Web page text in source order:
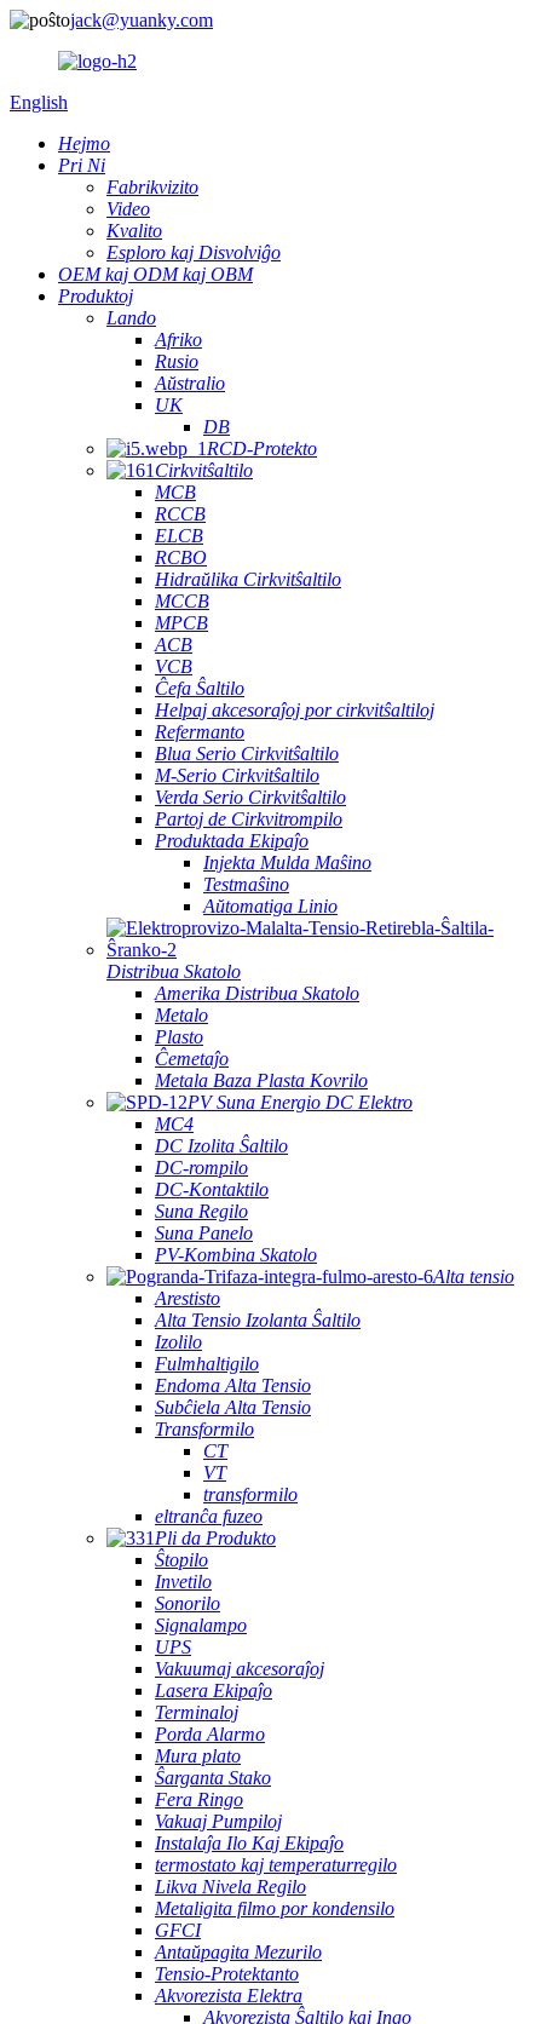
jack@yuanky.com
English
Hejmo
Pri Ni
Fabrikvizito
Video
Kvalito
Esploro kaj Disvolviĝo
OEM kaj ODM kaj OBM
Produktoj
Lando
Afriko
Rusio
Aŭstralio
UK
DB
RCD-Protekto
Cirkvitŝaltilo
MCB
RCCB
ELCB
RCBO
Hidraŭlika Cirkvitŝaltilo
MCCB
MPCB
ACB
VCB
Ĉefa Ŝaltilo
Helpaj akcesoraĵoj por cirkvitŝaltiloj
Refermanto
Blua Serio Cirkvitŝaltilo
M-Serio Cirkvitŝaltilo
Verda Serio Cirkvitŝaltilo
Partoj de Cirkvitrompilo
Produktada Ekipaĵo
Injekta Mulda Maŝino
Testmaŝino
Aŭtomatiga Linio
Distribua Skatolo
Amerika Distribua Skatolo
Metalo
Plasto
Ĉemetaĵo
Metala Baza Plasta Kovrilo
PV Suna Energio DC Elektro
MC4
DC Izolita Ŝaltilo
DC-rompilo
DC-Kontaktilo
Suna Regilo
Suna Panelo
PV-Kombina Skatolo
Alta tensio
Arestisto
Alta Tensio Izolanta Ŝaltilo
Izolilo
Fulmhaltigilo
Endoma Alta Tensio
Subĉiela Alta Tensio
Transformilo
CT
VT
transformilo
eltranĉa fuzeo
Pli da Produkto
Ŝtopilo
Invetilo
Sonorilo
Signalampo
UPS
Vakuumaj akcesoraĵoj
Lasera Ekipaĵo
Terminaloj
Porda Alarmo
Mura plato
Ŝarganta Stako
Fera Ringo
Vakuaj Pumpiloj
Instalaĵa Ilo Kaj Ekipaĵo
termostato kaj temperaturregilo
Likva Nivela Regilo
Metaligita filmo por kondensilo
GFCI
Antaŭpagita Mezurilo
Tensio-Protektanto
Akvorezista Elektra
Akvorezista Ŝaltilo kaj Ingo